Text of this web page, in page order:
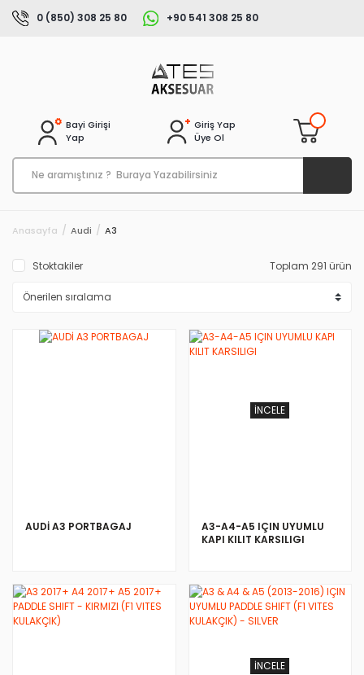
0 (850) 308 25 80 +90 541 308 25 80
Bayi Girişi
Yap
Giriş Yap
Üye Ol
Anasayfa Audi A3
Stoktakiler Toplam 291 ürün
AUDİ A3 PORTBAGAJ
İNCELE
A3-A4-A5 IÇIN UYUMLU
KAPI KILIT KARSILIGI
İNCELE